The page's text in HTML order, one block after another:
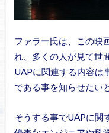
ファラー氏は、この映
れ、多くの人が見て世
UAPに関連する内容は
である事を知らせたい
そうする事でUAPに関